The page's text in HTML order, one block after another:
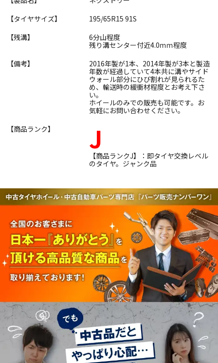
【タイヤサイズ】
195/65R15 91S
【残溝】
6分山程度
残り溝センター付近4.0ｍｍ程度
【備考】
2016年製が1本、2014年製が3本と製造
年数が経過していて4本共に溝やサイド
ウォール部分にひび割れが見られるた
め、輸送時の緩衝材程度とお考え下さ
い。
ホイールのみでの販売も可能です。お
気軽にお問い合わせください。
【商品ランク】
J
【商品ランクJ】：即タイヤ交換レベル
のタイヤ。ジャンク品